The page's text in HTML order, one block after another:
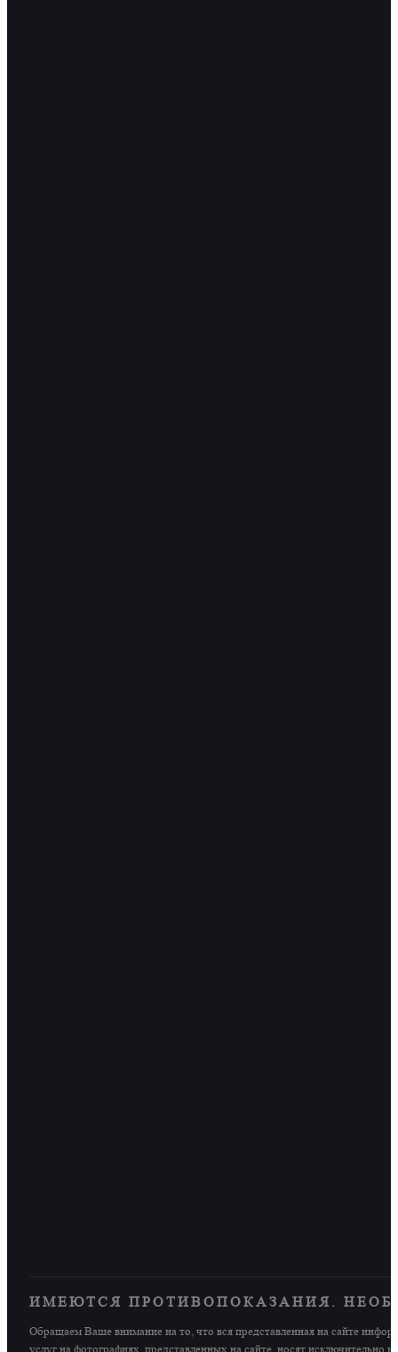
ИМЕЮТСЯ ПРОТИВОПОКАЗАНИЯ.
Обращаем Ваше внимание на то, что вся представленная на сайте
услуг на фотографиях, представленных на сайте, носят